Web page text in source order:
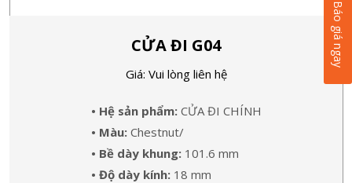
CỬA ĐI G04
Giá: Vui lòng liên hệ
• Hệ sản phẩm: CỬA ĐI CHÍNH
• Màu:Chestnut/
• Bề dày khung:101.6 mm
• Độ dày kính:18 mm
Báo giá ngay